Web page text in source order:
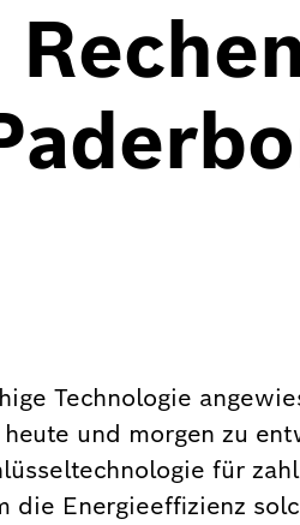
Technologie
und morgen zu
für
die Energieeffizienz